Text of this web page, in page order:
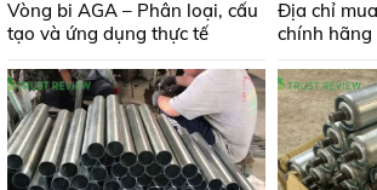
Vòng bi AGA – Phân loại, cấu
tạo và ứng dụng thực tế
Địa chỉ
chính hãng